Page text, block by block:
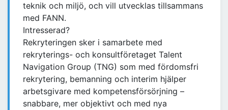
teknik och miljö, och vill utvecklas tillsammans
med FANN.
Intresserad?
Rekryteringen sker i samarbete med
rekryterings- och konsultföretaget Talent
Navigation Group (TNG) som med fördomsfri
rekrytering, bemanning och interim hjälper
arbetsgivare med kompetensförsörjning –
snabbare, mer objektivt och med nya